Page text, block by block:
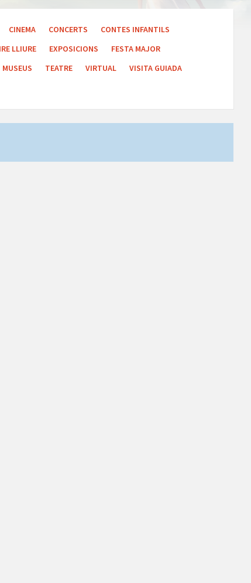
CINEMA CONCERTS
CONTES INFANTILS
LLIURE EXPOSICIONS
FESTA MAJOR
MUSEUS TEATRE VIRTUAL
VISITA GUIADA